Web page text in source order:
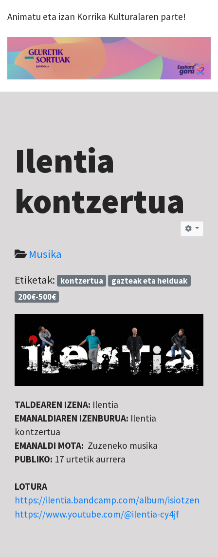
Animatu eta izan Korrika Kulturalaren parte!
Ilentia
kontzertua
Musika
Etiketak: kontzertua
gazteak eta helduak
200€-500€
TALDEAREN IZENA: Ilentia
EMANALDIAREN IZENBURUA: Ilentia
kontzertua
EMANALDI MOTA: ​Zuzeneko musika
PUBLIKO: 17 urtetik aurrera
LOTURA
https://ilentia.bandcamp.com/album/isiotzen
https://www.youtube.com/@ilentia-cy4jf